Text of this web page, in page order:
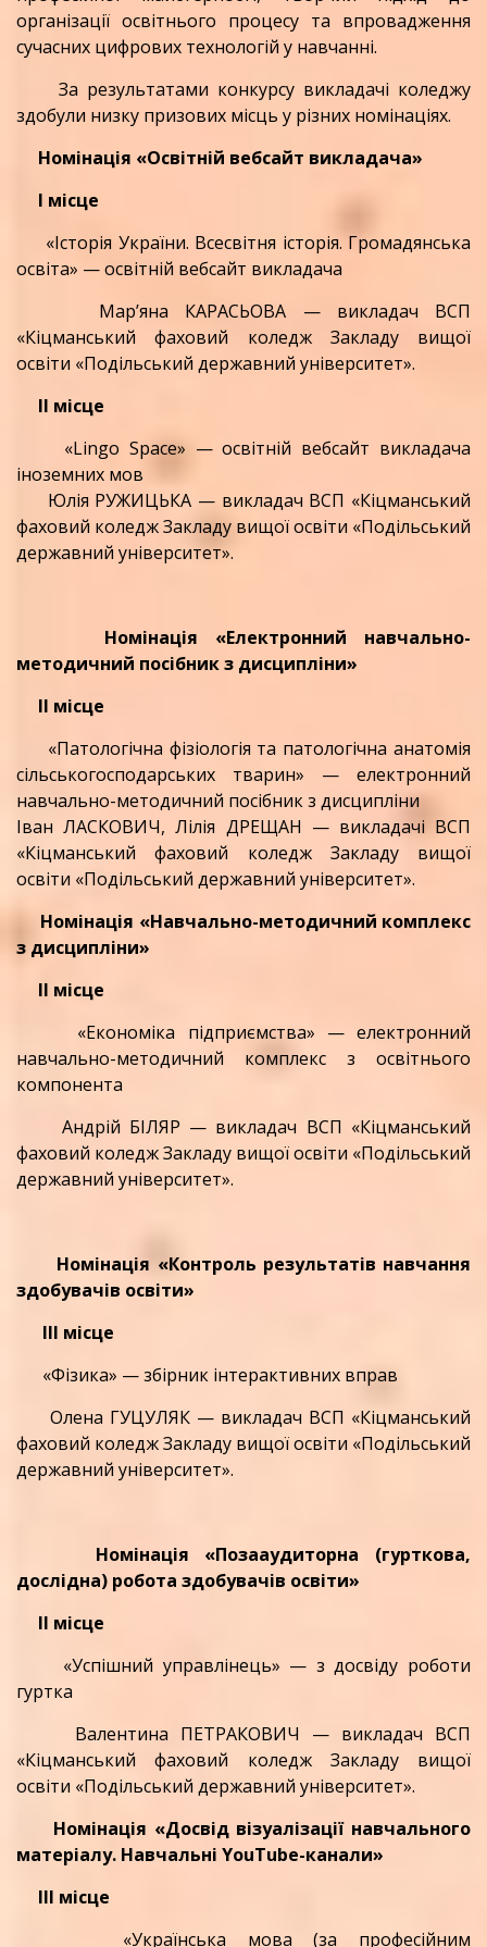
організації освітнього процесу та впровадження
сучасних цифрових технологій у навчанні.
За результатами конкурсу викладачі коледжу
здобули низку призових місць у різних номінаціях.
Номінація «Освітній вебсайт викладача»
І місце
«Історія України. Всесвітня історія. Громадянська
освіта» — освітній вебсайт викладача
Мар’яна КАРАСЬОВА — викладач ВСП
«Кіцманський фаховий коледж Закладу вищої
освіти «Подільський державний університет».
ІІ місце
«Lingo Space» — освітній вебсайт викладача
іноземних мов
Юлія РУЖИЦЬКА — викладач ВСП «Кіцманський
фаховий коледж Закладу вищої освіти «Подільський
державний університет».
Номінація «Електронний навчально-
методичний посібник з дисципліни»
ІІ місце
«Патологічна фізіологія та патологічна анатомія
сільськогосподарських тварин» — електронний
навчально-методичний посібник з дисципліни
Іван ЛАСКОВИЧ, Лілія ДРЕЩАН — викладачі ВСП
«Кіцманський фаховий коледж Закладу вищої
освіти «Подільський державний університет».
Номінація «Навчально-методичний комплекс
з дисципліни»
ІІ місце
«Економіка підприємства» — електронний
навчально-методичний комплекс з освітнього
компонента
Андрій БІЛЯР — викладач ВСП «Кіцманський
фаховий коледж Закладу вищої освіти «Подільський
державний університет».
Номінація «Контроль результатів навчання
здобувачів освіти»
ІІІ місце
«Фізика» — збірник інтерактивних вправ
Олена ГУЦУЛЯК — викладач ВСП «Кіцманський
фаховий коледж Закладу вищої освіти «Подільський
державний університет».
Номінація «Позааудиторна (гурткова,
дослідна) робота здобувачів освіти»
ІІ місце
«Успішний управлінець» — з досвіду роботи
гуртка
Валентина ПЕТРАКОВИЧ — викладач ВСП
«Кіцманський фаховий коледж Закладу вищої
освіти «Подільський державний університет».
Номінація «Досвід візуалізації навчального
матеріалу. Навчальні YouTube-канали»
ІІІ місце
«Українська мова (за професійним